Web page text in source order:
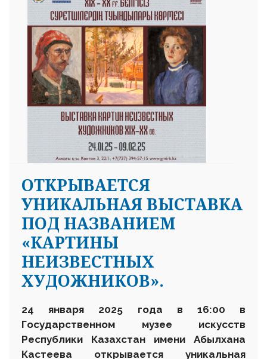
ОТКРЫВАЕТСЯ
УНИКАЛЬНАЯ ВЫСТАВКА
ПОД НАЗВАНИЕМ
«КАРТИНЫ
НЕИЗВЕСТНЫХ
ХУДОЖНИКОВ».
24 января 2025 года в 16:00 в
Государственном музее искусств
Республики Казахстан имени Абылхана
Кастеева открывается уникальная